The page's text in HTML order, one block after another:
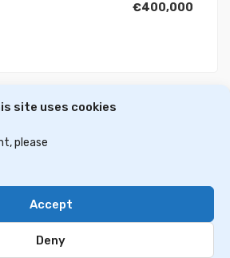
site uses cookies
please
Accept
Deny
€400,000
Privacy Policy
Contact Us
© 2024 greekim.co.il. All Rights Reserved